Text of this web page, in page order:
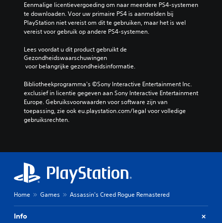
Eenmalige licentievergoeding om naar meerdere PS4-systemen
te downloaden. Voor uw primaire PS4 is aanmelden bij
PlayStation niet vereist om dit te gebruiken, maar het is wel
vereist voor gebruik op andere PS4-systemen.
Lees voordat u dit product gebruikt de
Gezondheidswaarschuwingen
voor belangrijke gezondheidsinformatie.
Bibliotheekprogramma's ©Sony Interactive Entertainment Inc.
exclusief in licentie gegeven aan Sony Interactive Entertainment
Europe. Gebruiksvoorwaarden voor software zijn van
toepassing, zie ook eu.playstation.com/legal voor volledige
gebruiksrechten.
Home Games Assassin's Creed Rogue Remastered
Info